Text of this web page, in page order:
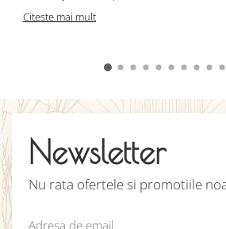
Citeste mai mult
Newsletter
Nu rata ofertele si promotiile